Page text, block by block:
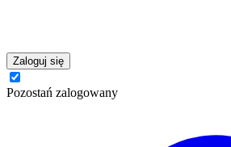
Zaloguj się
Pozostań zalogowany